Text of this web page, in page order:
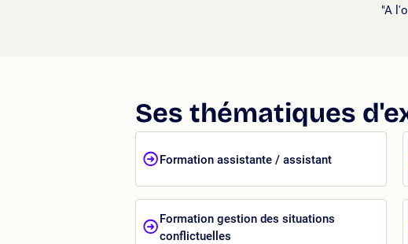
"A
Ses thématiques
Formation assistante / assistant
Formation gestion des situations
conflictuelles